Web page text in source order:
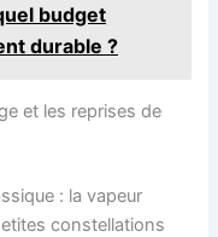
budget
durable ?
et les reprises de
: la vapeur
constellations